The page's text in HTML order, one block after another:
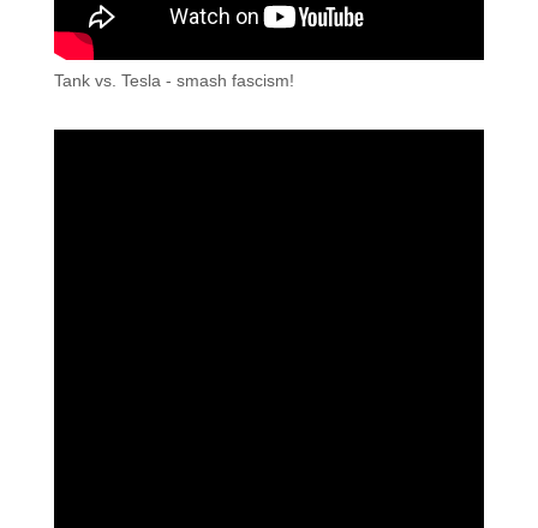
Tank vs. Tesla - smash fascism!